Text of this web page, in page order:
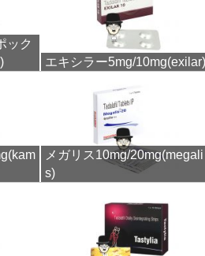
ック
エキシラー5mg/10mg(exilar)
メガリス10mg/20mg(megali
s)